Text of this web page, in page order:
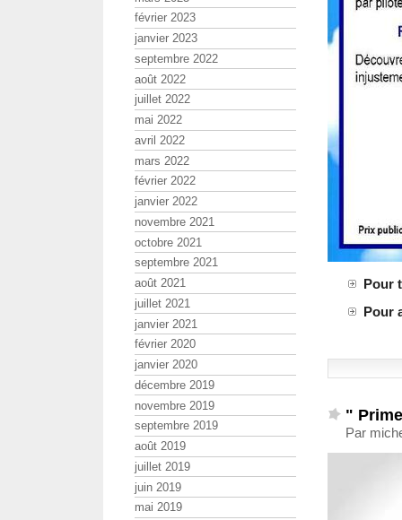
Pour
Pour
"
Par
février 2023
janvier 2023
septembre 2022
août 2022
juillet 2022
mai 2022
avril 2022
mars 2022
février 2022
janvier 2022
novembre 2021
octobre 2021
septembre 2021
août 2021
juillet 2021
janvier 2021
février 2020
janvier 2020
décembre 2019
novembre 2019
septembre 2019
août 2019
juillet 2019
juin 2019
mai 2019